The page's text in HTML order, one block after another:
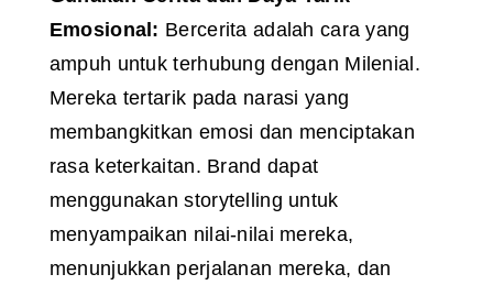
Emosional: Bercerita adalah cara yang
ampuh untuk terhubung dengan Milenial.
Mereka tertarik pada narasi yang
membangkitkan emosi dan menciptakan
rasa keterkaitan. Brand dapat
menggunakan storytelling untuk
menyampaikan nilai-nilai mereka,
menunjukkan perjalanan mereka, dan